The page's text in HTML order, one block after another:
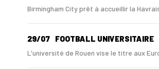
Birmingham City prêt à accueillir la
29/07 FOOTBALL UNIVERSITAIRE
L'université de Rouen vise le titre aux